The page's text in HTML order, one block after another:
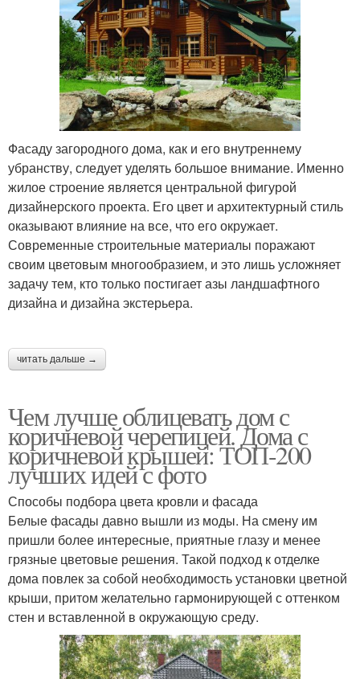
Фасаду загородного дома, как и его внутреннему
убранству, следует уделять большое внимание. Именно
жилое строение является центральной фигурой
дизайнерского проекта. Его цвет и архитектурный стиль
оказывают влияние на все, что его окружает.
Современные строительные материалы поражают
своим цветовым многообразием, и это лишь усложняет
задачу тем, кто только постигает азы ландшафтного
дизайна и дизайна экстерьера.
читать дальше →
Чем лучше облицевать дом с
коричневой черепицей. Дома с
коричневой крышей: ТОП-200
лучших идей с фото
Способы подбора цвета кровли и фасада
Белые фасады давно вышли из моды. На смену им
пришли более интересные, приятные глазу и менее
грязные цветовые решения. Такой подход к отделке
дома повлек за собой необходимость установки цветной
крыши, притом желательно гармонирующей с оттенком
стен и вставленной в окружающую среду.